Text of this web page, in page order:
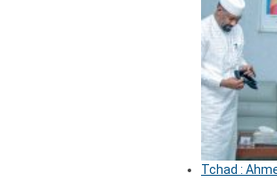
Tchad :